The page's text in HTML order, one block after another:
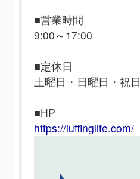
■営業時間
9:00～17:00
■定休日
土曜日・日曜日・祝日
■HP
https://luffinglife.com/